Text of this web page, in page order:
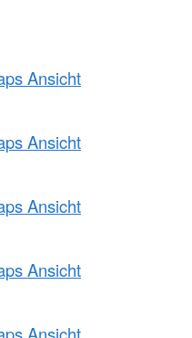
Ansicht
Ansicht
Ansicht
Ansicht
Ansicht